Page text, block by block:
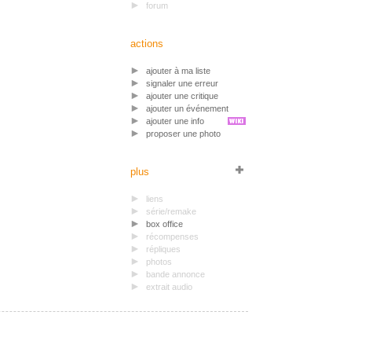
forum
actions
ajouter à ma liste
signaler une erreur
ajouter une critique
ajouter un événement
ajouter une info
proposer une photo
plus
liens
série/remake
box office
récompenses
répliques
photos
bande annonce
extrait audio